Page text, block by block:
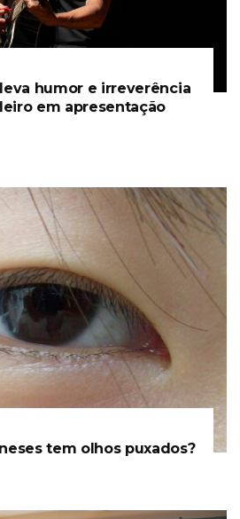
humor e irreverência
em apresentação
tem olhos puxados?